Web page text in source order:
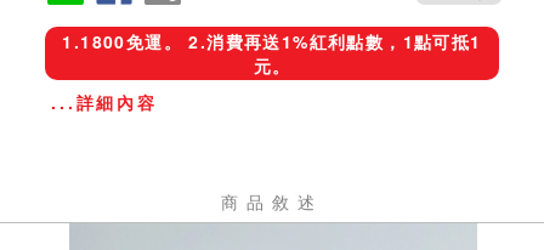
1.1800免運。 2.消費再送1%紅利點數，1點可抵1
元。
...詳細內容
商品敘述